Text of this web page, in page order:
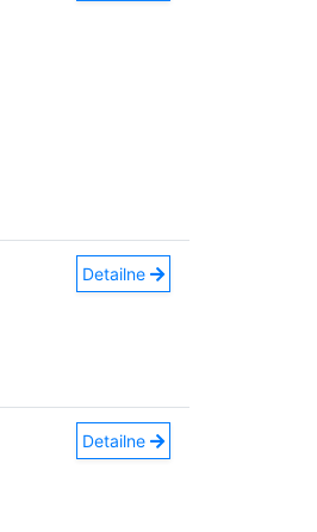
Detailne
Detailne